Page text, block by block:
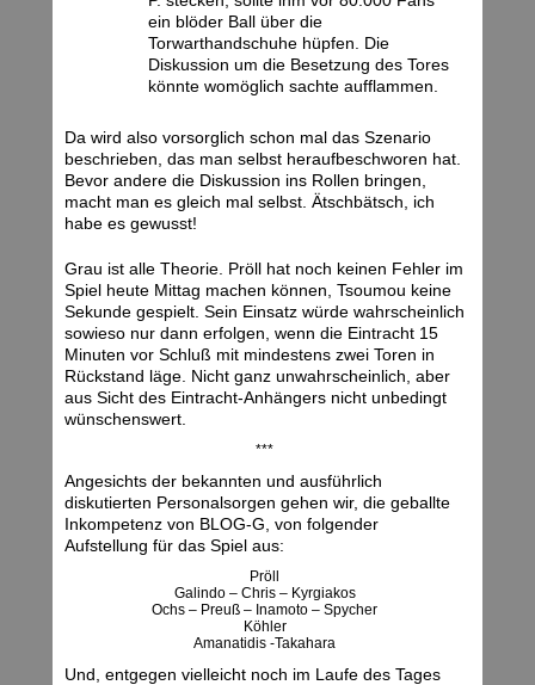
ein blöder Ball über die
Torwarthandschuhe hüpfen. Die
Diskussion um die Besetzung des Tores
könnte womöglich sachte aufflammen.
Da wird also vorsorglich schon mal das Szenario
beschrieben, das man selbst heraufbeschworen hat.
Bevor andere die Diskussion ins Rollen bringen,
macht man es gleich mal selbst. Ätschbätsch, ich
habe es gewusst!
Grau ist alle Theorie. Pröll hat noch keinen Fehler im
Spiel heute Mittag machen können, Tsoumou keine
Sekunde gespielt. Sein Einsatz würde wahrscheinlich
sowieso nur dann erfolgen, wenn die Eintracht 15
Minuten vor Schluß mit mindestens zwei Toren in
Rückstand läge. Nicht ganz unwahrscheinlich, aber
aus Sicht des Eintracht-Anhängers nicht unbedingt
wünschenswert.
***
Angesichts der bekannten und ausführlich
diskutierten Personalsorgen gehen wir, die geballte
Inkompetenz von BLOG-G, von folgender
Aufstellung für das Spiel aus:
Pröll
Galindo – Chris – Kyrgiakos
Ochs – Preuß – Inamoto – Spycher
Köhler
Amanatidis -Takahara
Und, entgegen vielleicht noch im Laufe des Tages